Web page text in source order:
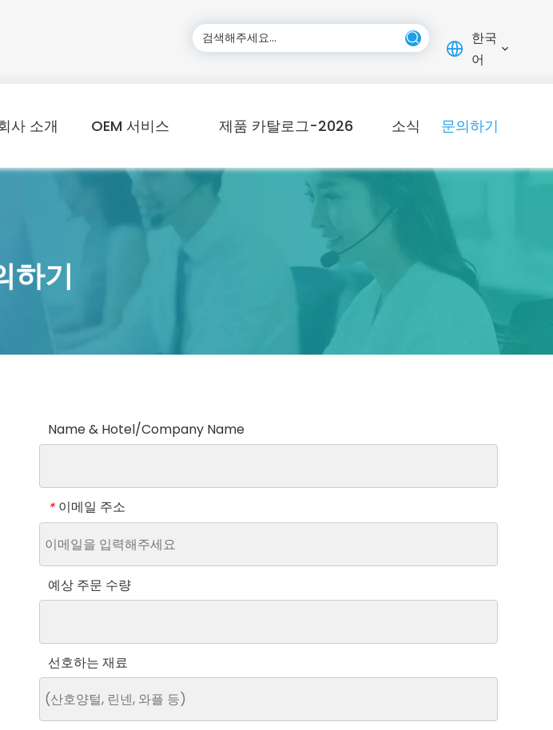
한국
어
사 소개 OEM 서비스 제품 카탈로그-2026 소식 문의하기
하기
Name & Hotel/Company Name
* 이메일 주소
예상 주문 수량
선호하는 재료